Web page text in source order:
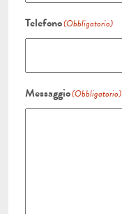
Telefono(Obbligatorio)
Messaggio(Obbligatorio)